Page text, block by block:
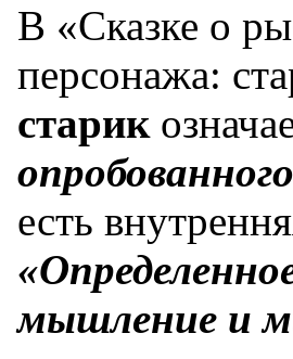
В «Сказке о
персонажа:
старик
есть
мышление и